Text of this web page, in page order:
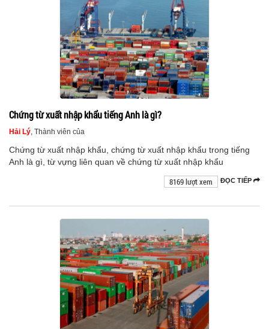
Chứng từ xuất nhập khẩu tiếng Anh là gì?
Hải Lý , Thành viên của
Chứng từ xuất nhập khẩu, chứng từ xuất nhập khẩu trong tiếng
Anh là gì, từ vựng liên quan về chứng từ xuất nhập khẩu
ĐỌC TIẾP
8169 lượt xem